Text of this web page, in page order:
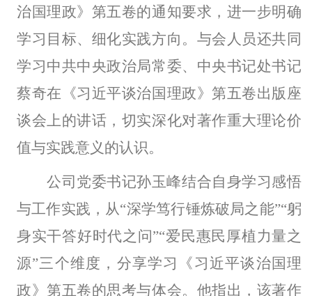
治国理政》第五卷的通知要求，进一步明确
学习目标、细化实践方向。与会人员还共同
学习中共中央政治局常委、中央书记处书记
蔡奇在《习近平谈治国理政》第五卷出版座
谈会上的讲话，切实深化对著作重大理论价
值与实践意义的认识。
公司党委书记孙玉峰结合自身学习感悟
与工作实践，从“深学笃行锤炼破局之能”“躬
身实干答好时代之问”“爱民惠民厚植力量之
源”三个维度，分享学习《习近平谈治国理
政》第五卷的思考与体会。他指出，该著作